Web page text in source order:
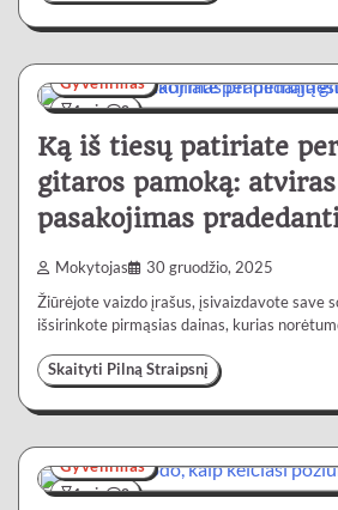
4 min 0
Gyvenimas
Ką iš tiesų patiriate
gitaros pamoką: atviras
pasakojimas
Mokytojas 30 gruodžio, 2025
Žiūrėjote vaizdo įrašus, įsivaizdavote save
išsirinkote pirmąsias dainas, kurias
Skaityti Pilną Straipsnį
4 min 0
Gyvenimas